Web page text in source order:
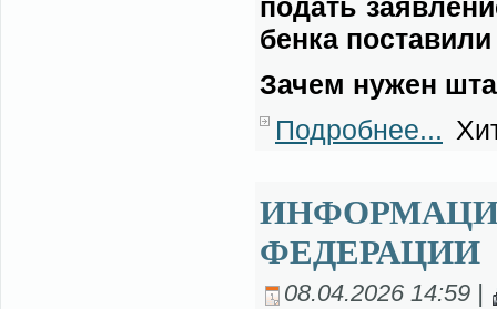
по­дать
бен­ка
За­чем ну­жен
Подробнее...
ФЕДЕРАЦИИ
08.04.2026 14:59 |